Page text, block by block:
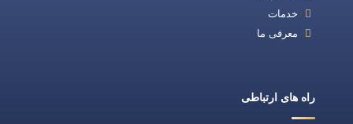
خدمات
معرفی ما
راه های ارتباطی